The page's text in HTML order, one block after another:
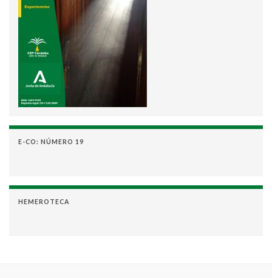
E-CO: NÚMERO 19
HEMEROTECA